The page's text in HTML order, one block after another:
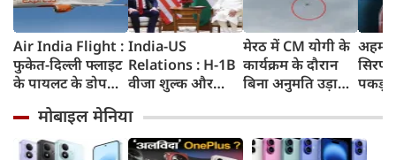
Air India Flight :
फुकेत-दिल्ली फ्लाइट
के पायलट के डोप
कहा- रिपोर्ट नहीं
मिली, टिप्पणी की
India-US
Relations : H-1B
वीजा शुल्क और
अलावा PM मोदी ने
अमेरिकी उपराष्ट्रपति
मेरठ में CM योगी के
कार्यक्रम के दौरान
बिना अनुमति उड़ाया
को किया गिरफ्तार
सिरप
पकड़ा
रुपए
जब्त
मोबाइल मेनिया